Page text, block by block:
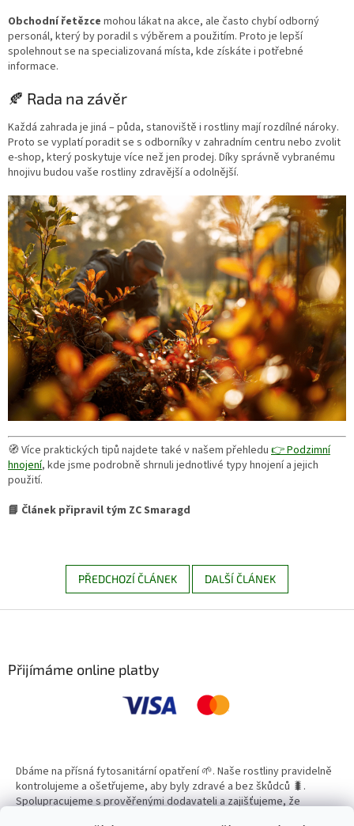
Obchodní řetězce mohou lákat na akce, ale často chybí odborný
personál, který by poradil s výběrem a použitím. Proto je lepší
spolehnout se na specializovaná místa, kde získáte i potřebné
informace.
🍂 Rada na závěr
Každá zahrada je jiná – půda, stanoviště i rostliny mají rozdílné nároky.
Proto se vyplatí poradit se s odborníky v zahradním centru nebo zvolit
e-shop, který poskytuje více než jen prodej. Díky správně vybranému
hnojivu budou vaše rostliny zdravější a odolnější.
🧭 Více praktických tipů najdete také v našem přehledu 👉 Podzimní
hnojení, kde jsme podrobně shrnuli jednotlivé typy hnojení a jejich
použití.
📘 Článek připravil tým ZC Smaragd
PŘEDCHOZÍ ČLÁNEK DALŠÍ ČLÁNEK
Přijímáme online platby
Dbáme na přísná fytosanitární opatření 🌱. Naše rostliny pravidelně
kontrolujeme a ošetřujeme, aby byly zdravé a bez škůdců 🐛.
Spolupracujeme s prověřenými dodavateli a zajišťujeme, že